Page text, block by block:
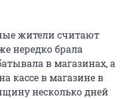
жители считают
нередко брала
в магазинах, а
кассе в магазине в
несколько дней